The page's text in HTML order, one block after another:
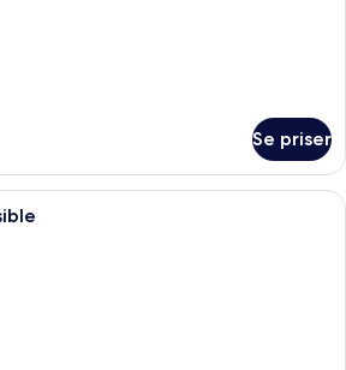
Se priser
Locke Studio - Accessible |